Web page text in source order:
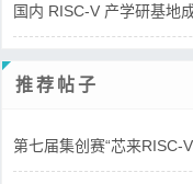
国内 RISC-V 产学研基地
推荐帖子
第七届集创赛“芯来RISC-